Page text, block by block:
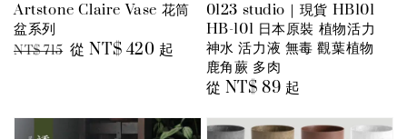
Artstone Claire Vase 花筒
盆系列
Regular
NT$ 715 Sale
從NT$ 420 起
0123 studio｜現貨 HB101
HB-101 日本原裝 植物活力
神水 活力液 無毒 觀葉植物
鹿角蕨 多肉
Regular
從 NT$ 89 起